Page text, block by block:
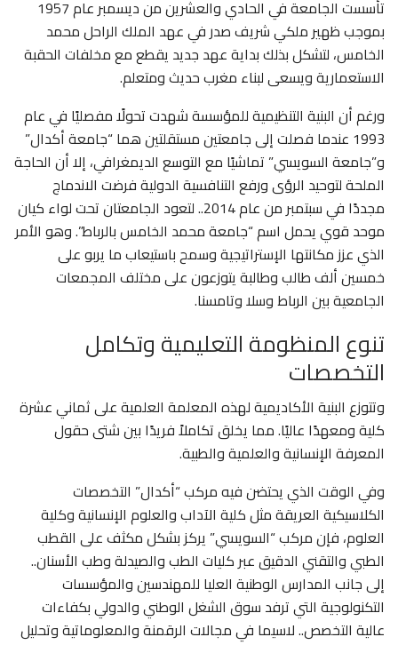
تأسست الجامعة في الحادي والعشرين من ديسمبر عام 1957
بموجب ظهير ملكي شريف صدر في عهد الملك الراحل محمد
الخامس، لتشكل بذلك بداية عهد جديد يقطع مع مخلفات الحقبة
الاستعمارية ويسعى لبناء مغرب حديث ومتعلم.
ورغم أن البنية التنظيمية للمؤسسة شهدت تحولًا مفصليًا في عام
1993 عندما فصلت إلى جامعتين مستقلتين هما “جامعة أكدال”
و”جامعة السويسي” تماشيًا مع التوسع الديمغرافي، إلا أن الحاجة
الملحة لتوحيد الرؤى ورفع التنافسية الدولية فرضت الاندماج
مجددًا في سبتمبر من عام 2014.. لتعود الجامعتان تحت لواء كيان
موحد قوي يحمل اسم “جامعة محمد الخامس بالرباط”. وهو الأمر
الذي عزز مكانتها الإستراتيجية وسمح باستيعاب ما يربو على
خمسين ألف طالب وطالبة يتوزعون على مختلف المجمعات
الجامعية بين الرباط وسلا وتامسنا.
تنوع المنظومة التعليمية وتكامل
التخصصات
وتتوزع البنية الأكاديمية لهذه المعلمة العلمية على ثماني عشرة
كلية ومعهدًا عاليًا. مما يخلق تكاملاً فريدًا بين شتى حقول
المعرفة الإنسانية والعلمية والطبية.
وفي الوقت الذي يحتضن فيه مركب “أكدال” التخصصات
الكلاسيكية العريقة مثل كلية الآداب والعلوم الإنسانية وكلية
العلوم، فإن مركب “السويسي” يركز بشكل مكثف على القطب
الطبي والتقني الدقيق عبر كليات الطب والصيدلة وطب الأسنان..
إلى جانب المدارس الوطنية العليا للمهندسين والمؤسسات
التكنولوجية التي ترفد سوق الشغل الوطني والدولي بكفاءات
عالية التخصص.. لاسيما في مجالات الرقمنة والمعلوماتية وتحليل